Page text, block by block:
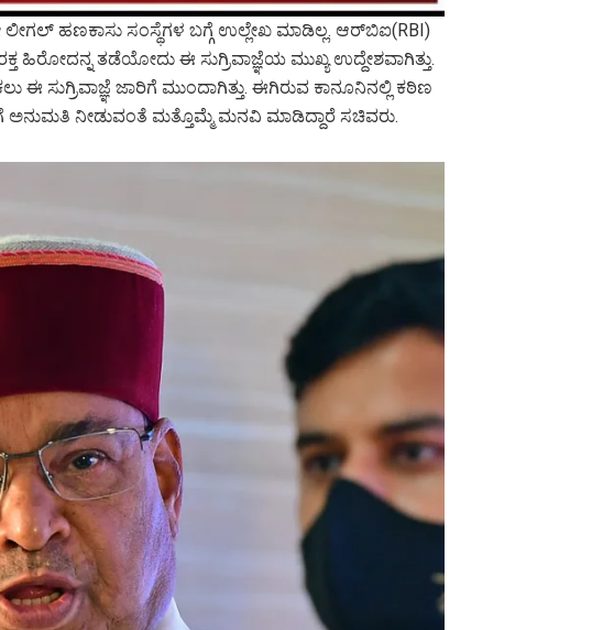
ಲೀಗಲ್ ಹಣಕಾಸು ಸಂಸ್ಥೆಗಳ ಬಗ್ಗೆ ಉಲ್ಲೇಖ ಮಾಡಿಲ್ಲ. ಆರ್‌ಬಿಐ(RBI)
ಹಿರೋದನ್ನ ತಡೆಯೋದು ಈ ಸುಗ್ರಿವಾಜ್ಞೆಯ ಮುಖ್ಯ ಉದ್ದೇಶವಾಗಿತ್ತು.
ಸುಗ್ರಿವಾಜ್ಞೆ ಜಾರಿಗೆ ಮುಂದಾಗಿತ್ತು. ಈಗಿರುವ ಕಾನೂನಿನಲ್ಲಿ ಕಠಿಣ
ಅನುಮತಿ ನೀಡುವಂತೆ ಮತ್ತೊಮ್ಮೆ ಮನವಿ ಮಾಡಿದ್ದಾರೆ ಸಚಿವರು.